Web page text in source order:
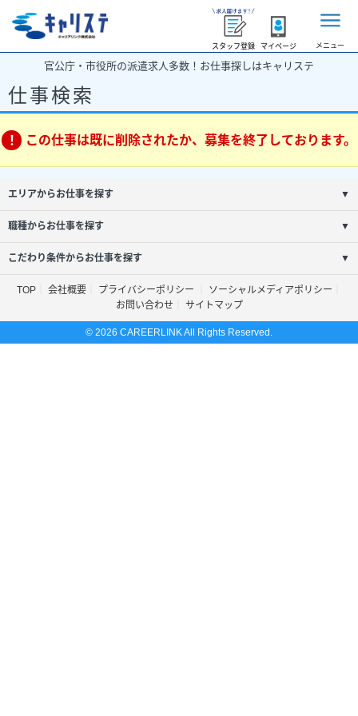
スタッフ登録 マイページ メニュー
官公庁・市役所の派遣求人多数！お仕事探しはキャリステ
仕事検索
この仕事は既に削除されたか、募集を終了しております。
エリアからお仕事を探す ▼
職種からお仕事を探す ▼
こだわり条件からお仕事を探す ▼
TOP 会社概要 プライバシーポリシー
ソーシャルメディアポリシー
お問い合わせ
サイトマップ
© 2026 CAREERLINK All Rights Reserved.